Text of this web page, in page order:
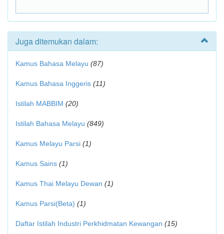
Juga ditemukan dalam:
Kamus Bahasa Melayu (87)
Kamus Bahasa Inggeris (11)
Istilah MABBIM (20)
Istilah Bahasa Melayu (849)
Kamus Melayu Parsi (1)
Kamus Sains (1)
Kamus Thai Melayu Dewan (1)
Kamus Parsi(Beta) (1)
Daftar Istilah Industri Perkhidmatan Kewangan (15)